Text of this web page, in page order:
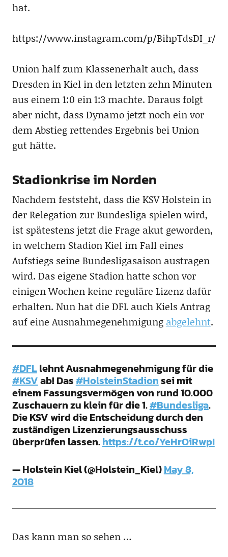
hat.
https://www.instagram.com/p/BihpTdsDI_r/
Union half zum Klassenerhalt auch, dass
Dresden in Kiel in den letzten zehn Minuten
aus einem 1:0 ein 1:3 machte. Daraus folgt
aber nicht, dass Dynamo jetzt noch ein vor
dem Abstieg rettendes Ergebnis bei Union
gut hätte.
Stadionkrise im Norden
Nachdem feststeht, dass die KSV Holstein in
der Relegation zur Bundesliga spielen wird,
ist spätestens jetzt die Frage akut geworden,
in welchem Stadion Kiel im Fall eines
Aufstiegs seine Bundesligasaison austragen
wird. Das eigene Stadion hatte schon vor
einigen Wochen keine reguläre Lizenz dafür
erhalten. Nun hat die DFL auch Kiels Antrag
auf eine Ausnahmegenehmigung abgelehnt.
#DFLlehnt Ausnahmegenehmigung für die
#KSVab! Das#HolsteinStadionsei mit
einem Fassungsvermögen von rund 10.000
Zuschauern zu klein für die 1.#Bundesliga.
Die KSV wird die Entscheidung durch den
zuständigen Lizenzierungsausschuss
überprüfen lassen.https://t.co/YeHrOiRwpI
— Holstein Kiel (@Holstein_Kiel)May 8,
2018
Das kann man so sehen …